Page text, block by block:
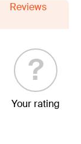
Reviews
?
Your rating